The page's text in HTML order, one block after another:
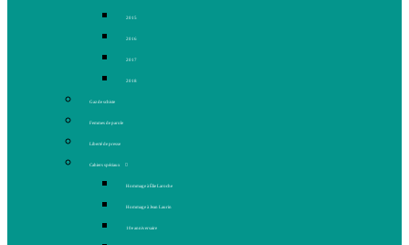
2015
2016
2017
2018
Gaz de schiste
Femmes de parole
Liberté de presse
Cahiers spéciaux
Hommage à Élie Laroche
Hommage à Jean Laurin
10e anniversaire